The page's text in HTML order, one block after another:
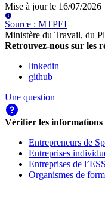
Mise à jour le 16/07/2026
Source : MTPEI
Ministère du Travail, du
Retrouvez-nous sur les
linkedin
github
Une question
Vérifier les informations
Entrepreneurs de
Entreprises
Entreprises de
Organismes de